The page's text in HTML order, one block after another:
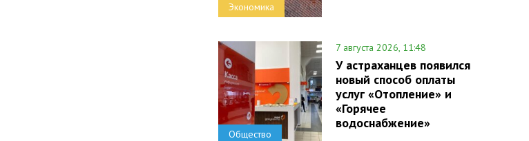
Экономика
Общество
7 августа 2026, 11:48
У астраханцев появился
новый способ оплаты
услуг «Отопление» и
«Горячее
водоснабжение»